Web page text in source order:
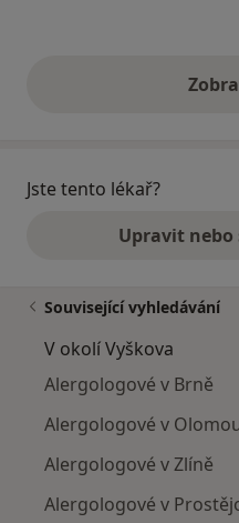
Jste tento lékař?
Upravit
Související vyhledávání
V okolí Vyškova
Alergologové v Brně
Alergologové v
Alergologové v Zlíně
Alergologové v